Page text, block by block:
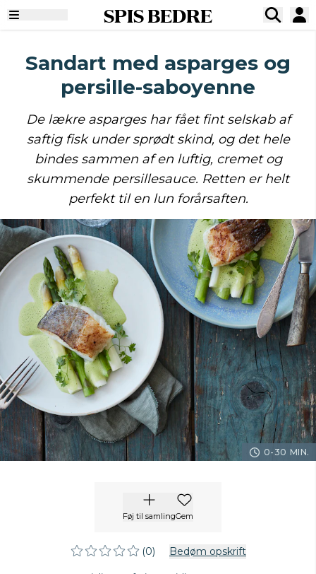
SPIS BEDRE
Sandart med asparges og
persille-saboyenne
De lækre asparges har fået fint selskab af
saftig fisk under sprødt skind, og det hele
bindes sammen af en luftig, cremet og
skummende persillesauce. Retten er helt
perfekt til en lun forårsaften.
0-30 MIN.
Føj til samlingGem
(0) Bedøm opskrift